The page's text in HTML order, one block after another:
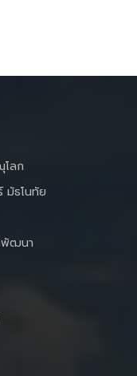
โลก
มัธโนทัย
พัฒนา